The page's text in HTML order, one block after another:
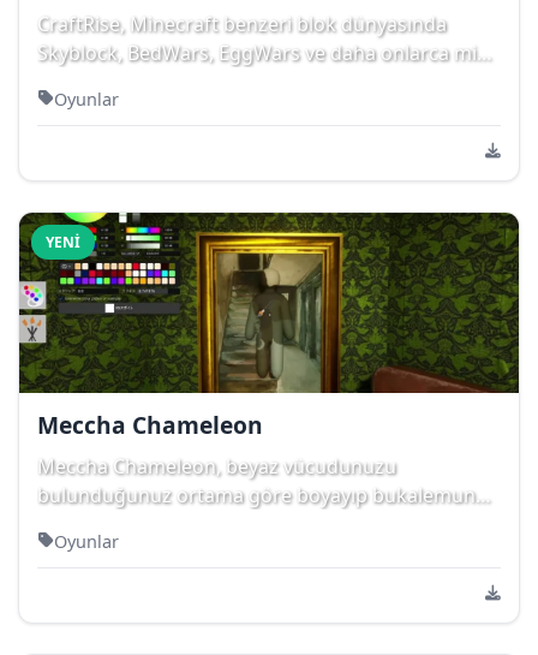
CraftRise, Minecraft benzeri blok dünyasında
Skyblock, BedWars, EggWars ve daha onlarca mini
Oyunlar
YENI
Meccha Chameleon
Meccha Chameleon, beyaz vücudunuzu
bulunduğunuz ortama göre boyayıp bukalemun
Oyunlar